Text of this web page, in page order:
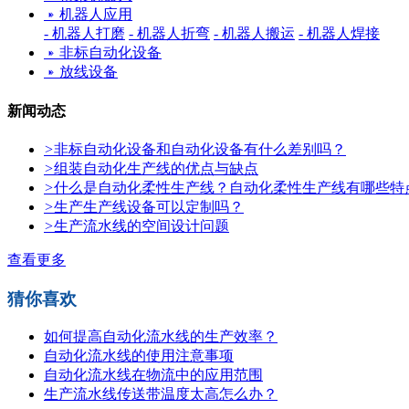
机器人应用
- 机器人打磨 - 机器人折弯 - 机器人搬运 - 机器人焊接
非标自动化设备
放线设备
新闻动态
>非标自动化设备和自动化设备有什么差别吗？
>组装自动化生产线的优点与缺点
>什么是自动化柔性生产线？自动化柔性生产线有哪些特
>生产生产线设备可以定制吗？
>生产流水线的空间设计问题
查看更多
猜你喜欢
如何提高自动化流水线的生产效率？
自动化流水线的使用注意事项
自动化流水线在物流中的应用范围
生产流水线传送带温度太高怎么办？